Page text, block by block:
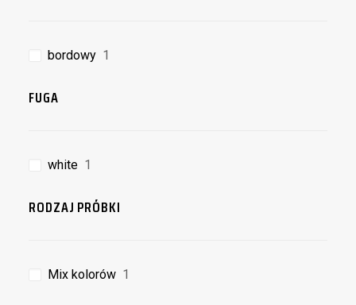
bordowy 1
FUGA
white 1
RODZAJ PRÓBKI
Mix kolorów 1